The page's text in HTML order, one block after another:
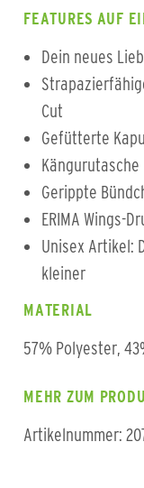
FEATURES AUF
Dein neues
Cut
Gefütterte
Kängurutasche
Gerippte
ERIMA Wings-
Unisex Artikel:
kleiner
MATERIAL
57% Polyester,
MEHR ZUM
Artikelnummer: